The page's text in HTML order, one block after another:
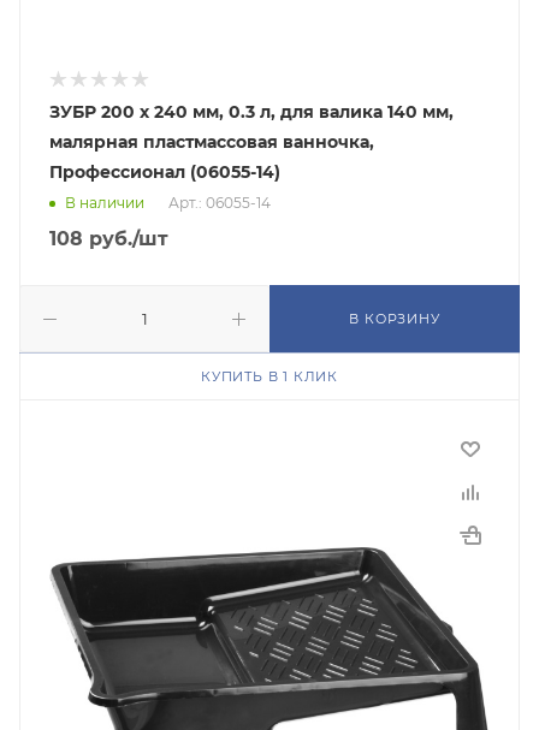
ЗУБР 200 х 240 мм, 0.3 л, для валика 140 мм,
малярная пластмассовая ванночка,
Профессионал (06055-14)
В наличии Арт.: 06055-14
108 руб./шт
В КОРЗИНУ
КУПИТЬ В 1 КЛИК